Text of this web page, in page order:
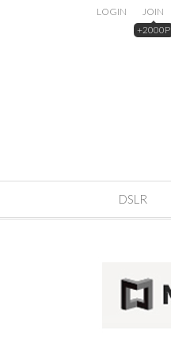
LOGIN
JOIN
+2000P
DSLR